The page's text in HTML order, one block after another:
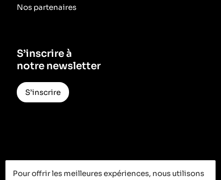
Nos partenaires
S’inscrire à
notre newsletter
S’inscrire
Pour offrir les meilleures expériences, nous utilisons